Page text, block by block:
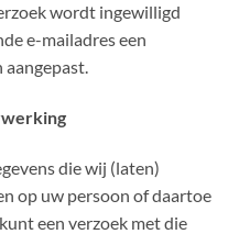
wordt ingewilligd
e-mailadres een
aangepast.
die wij (laten)
op uw persoon of daartoe
een verzoek met die